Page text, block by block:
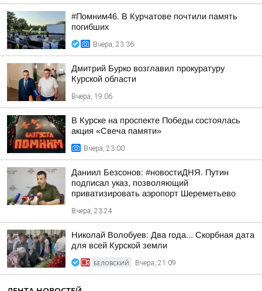
#Помним46. В Курчатове почтили память
погибших
Вчера, 23:36
Дмитрий Бурко возглавил прокуратуру
Курской области
Вчера, 19:06
В Курске на проспекте Победы состоялась
акция «Свеча памяти»
Вчера, 23:00
Даниил Безсонов: #новостиДНЯ. Путин
подписал указ, позволяющий
приватизировать аэропорт Шереметьево
Вчера, 23:24
Николай Волобуев: Два года... Скорбная дата
для всей Курской земли
БЕЛОВСКИЙ Вчера, 21:09